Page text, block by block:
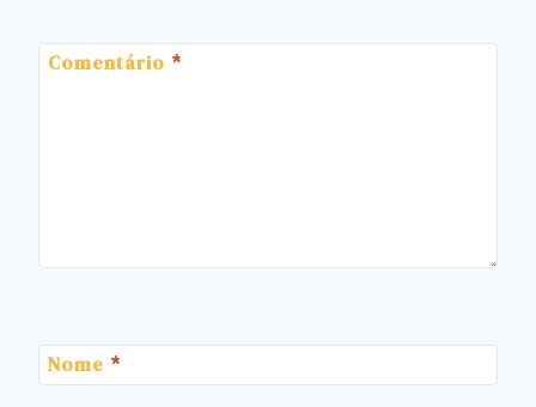
Comentário *
Nome *